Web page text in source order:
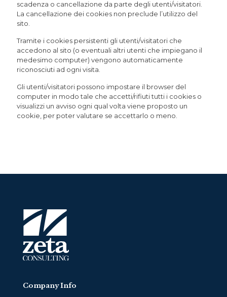
scadenza o cancellazione da parte degli utenti/visitatori.
La cancellazione dei cookies non preclude l’utilizzo del
sito.
Tramite i cookies persistenti gli utenti/visitatori che
accedono al sito (o eventuali altri utenti che impiegano il
medesimo computer) vengono automaticamente
riconosciuti ad ogni visita.
Gli utenti/visitatori possono impostare il browser del
computer in modo tale che accetti/rifiuti tutti i cookies o
visualizzi un avviso ogni qual volta viene proposto un
cookie, per poter valutare se accettarlo o meno.
Company Info